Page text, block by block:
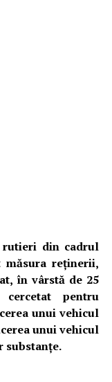
din cadrul
reținerii,
în vârstă de 25
pentru
unui vehicul
unui vehicul
substanțe.